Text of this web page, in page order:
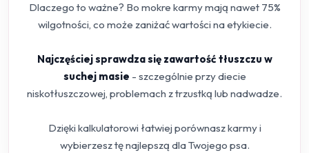
Dlaczego to ważne? Bo mokre karmy mają nawet 75%
wilgotności, co może zaniżać wartości na etykiecie.
Najczęściej sprawdza się zawartość tłuszczu w
suchej masie - szczególnie przy diecie
niskotłuszczowej, problemach z trzustką lub nadwadze.
Dzięki kalkulatorowi łatwiej porównasz karmy i
wybierzesz tę najlepszą dla Twojego psa.